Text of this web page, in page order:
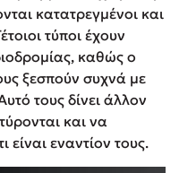
κατατρεγμένοι και
τύποι έχουν
καθώς ο
ξεσπούν συχνά με
τους δίνει άλλον
και να
εναντίον τους.